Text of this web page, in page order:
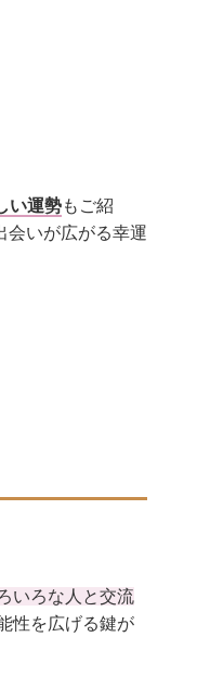
い運勢もご紹
会いが広がる幸運
いろな人と交流
性を広げる鍵が